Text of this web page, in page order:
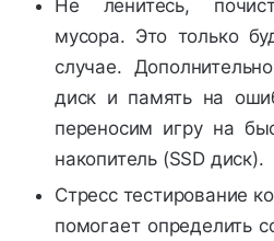
Не ленитесь,
мусора. Это только
случае.
диск и память на
переносим игру на
накопитель (SSD диск).
Стресс тестирование
помогает определить